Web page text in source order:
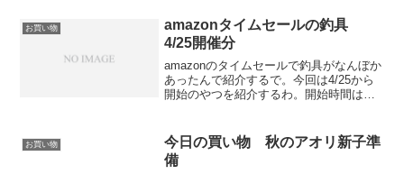
たわ。先週の金曜に注文して、到着の連
絡あったの...
お買い物
amazonタイムセールの釣具
4/25開催分
amazonのタイムセールで釣具がなんぼか
あったんで紹介するで。今回は4/25から
開始のやつを紹介するわ。開始時間は自
よかったな。プライヤー 開始時間 0:54
この手...
お買い物
今日の買い物 秋のアオリ新子準
備